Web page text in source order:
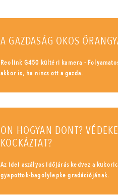
A GAZDASÁG OKOS
Reolink G450 kültéri kamera -
akkor is, ha nincs ott a gazda.
ÖN HOGYAN DÖNT?
KOCKÁZTAT?
Az idei aszályos időjárás kedvez a
gyapottok-bagolylepke gradációjának.